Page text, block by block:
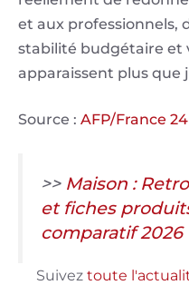
et aux professionnels,
stabilité budgétaire et
apparaissent plus que
Source : AFP/France 24
>> Maison :
et fiches
comparatif 2026
Suivez toute